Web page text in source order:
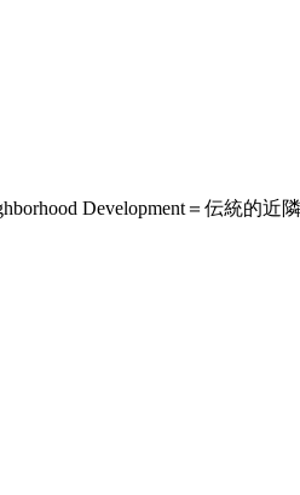
Development＝伝統的近